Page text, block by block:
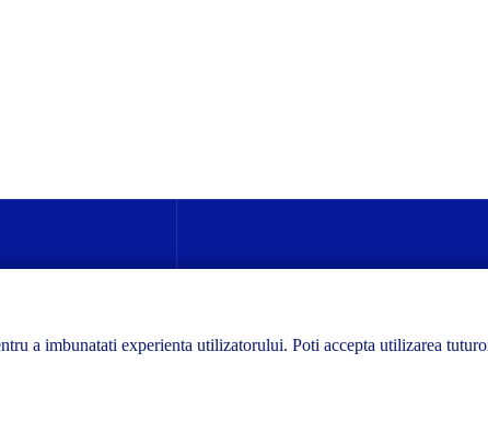
a imbunatati experienta utilizatorului. Poti accepta utilizarea